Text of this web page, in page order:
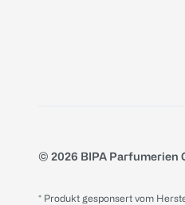
© 2026 BIPA Parfumerien
* Produkt gesponsert vom